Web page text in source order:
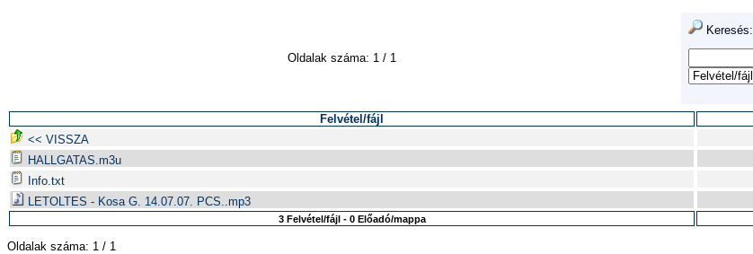
Oldalak száma: 1 / 1
Keresés:
Felvétel/fájl
<< VISSZA
HALLGATAS.m3u
Info.txt
LETOLTES - Kosa G. 14.07.07. PCS..mp3
3 Felvétel/fájl - 0 Előadó/mappa
Oldalak száma: 1 / 1